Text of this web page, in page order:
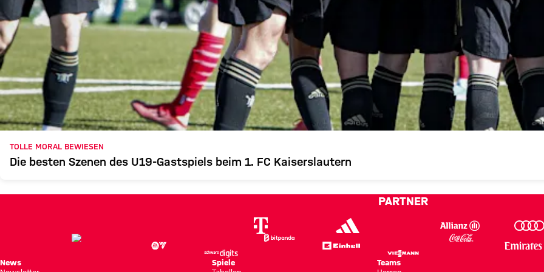
TOLLE MORAL BEWIESEN
Die besten Szenen des U19-Gastspiels beim 1. FC Kaiserslautern
PARTNER
News
Spiele
Teams